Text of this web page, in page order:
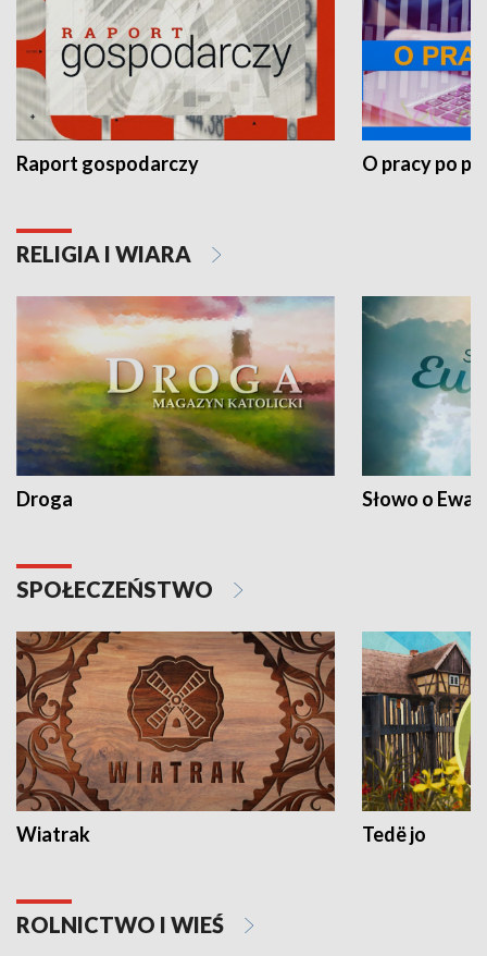
Raport gospodarczy O pracy po
RELIGIA I WIARA
Droga Słowo o
SPOŁECZEŃSTWO
Wiatrak Tedë jo
ROLNICTWO I WIEŚ